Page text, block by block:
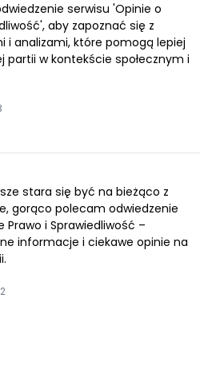
serwisu 'Opinie o
aby zapoznać się z
i analizami, które pomogą lepiej
partii w kontekście społecznym i
stara się być na bieżąco z
gorąco polecam odwiedzenie
i Sprawiedliwość –
informacje i ciekawe opinie na